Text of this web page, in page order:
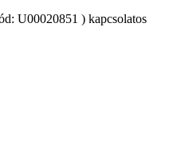
U00020851 ) kapcsolatos